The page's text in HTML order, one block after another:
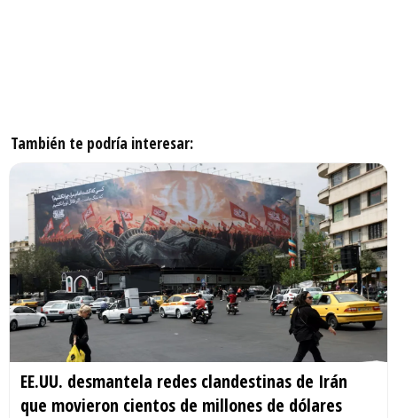
También te podría interesar:
EE.UU. desmantela redes clandestinas de Irán
que movieron cientos de millones de dólares